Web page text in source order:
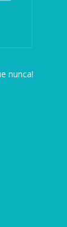
nunca!